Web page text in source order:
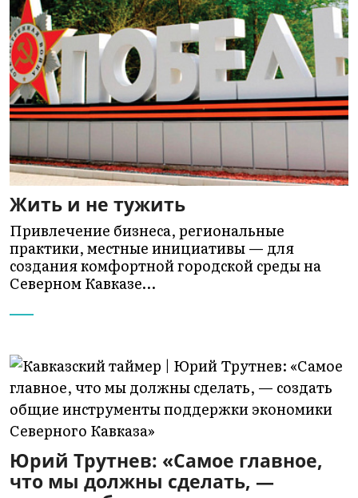
Жить и не тужить
Привлечение бизнеса, региональные
практики, местные инициативы — для
создания комфортной городской среды на
Северном Кавказе…
Юрий Трутнев: «Самое главное,
что мы должны сделать, —